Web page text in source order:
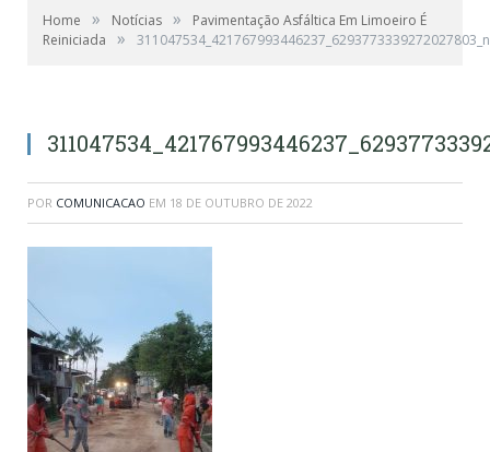
Home » Notícias »
Pavimentação Asfáltica Em Limoeiro É
Reiniciada
» 311047534_421767993446237_6293773339272027803_n
POR COMUNICACAO EM 18 DE OUTUBRO DE 2022